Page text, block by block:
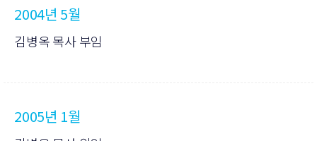
2004년 5월
김병옥 목사 부임
2005년 1월